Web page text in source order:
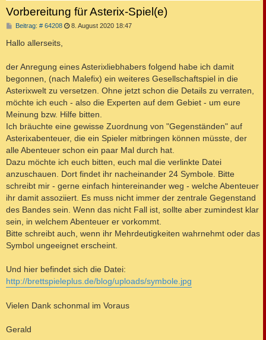
Vorbereitung für Asterix-Spiel(e)
Beitrag: # 64208B
t
a
g
8. August 2020 18:47
Hallo allerseits,
der Anregung eines Asterixliebhabers folgend habe ich damit
begonnen, (nach Malefix) ein weiteres Gesellschaftspiel in die
Asterixwelt zu versetzen. Ohne jetzt schon die Details zu verraten,
möchte ich euch - also die Experten auf dem Gebiet - um eure
Meinung bzw. Hilfe bitten.
Ich bräuchte eine gewisse Zuordnung von "Gegenständen" auf
Asterixabenteuer, die ein Spieler mitbringen können müsste, der
alle Abenteuer schon ein paar Mal durch hat.
Dazu möchte ich euch bitten, euch mal die verlinkte Datei
anzuschauen. Dort findet ihr nacheinander 24 Symbole. Bitte
schreibt mir - gerne einfach hintereinander weg - welche Abenteuer
ihr damit assoziiert. Es muss nicht immer der zentrale Gegenstand
des Bandes sein. Wenn das nicht Fall ist, sollte aber zumindest klar
sein, in welchem Abenteuer er vorkommt.
Bitte schreibt auch, wenn ihr Mehrdeutigkeiten wahrnehmt oder das
Symbol ungeeignet erscheint.
Und hier befindet sich die Datei:
http://brettspieleplus.de/blog/uploads/symbole.jpg
Vielen Dank schonmal im Voraus
Gerald